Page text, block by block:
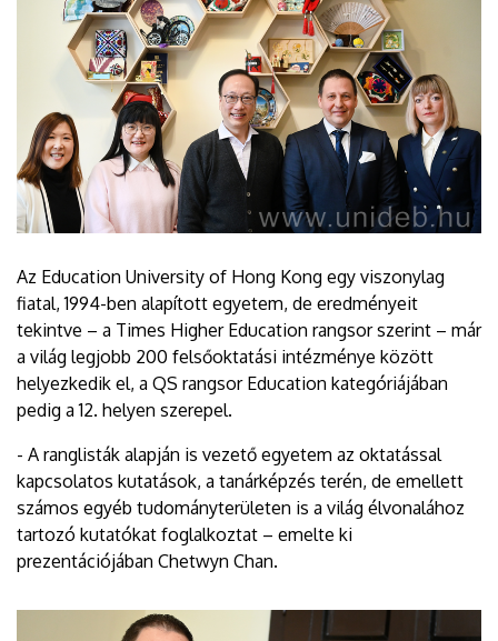
Az Education University of Hong Kong egy viszonylag
fiatal, 1994-ben alapított egyetem, de eredményeit
tekintve – a Times Higher Education rangsor szerint – már
a világ legjobb 200 felsőoktatási intézménye között
helyezkedik el, a QS rangsor Education kategóriájában
pedig a 12. helyen szerepel.
- A ranglisták alapján is vezető egyetem az oktatással
kapcsolatos kutatások, a tanárképzés terén, de emellett
számos egyéb tudományterületen is a világ élvonalához
tartozó kutatókat foglalkoztat – emelte ki
prezentációjában Chetwyn Chan.